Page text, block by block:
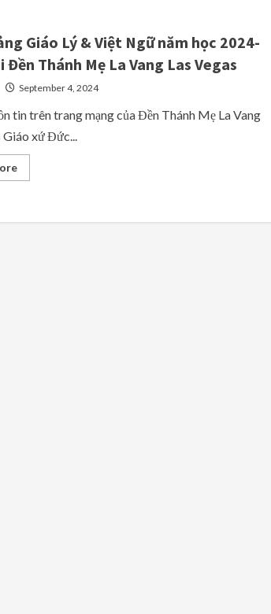
Giáo Lý & Việt Ngữ năm học 2024-
Đền Thánh Mẹ La Vang Las Vegas
September 4, 2024
tin trên trang mạng của Đền Thánh Mẹ La Vang
xứ Đức...
Read
more
Giáo